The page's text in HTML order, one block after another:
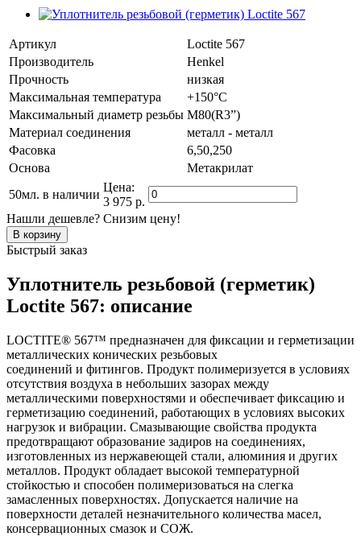
Артикул
Loctite 567
Производитель
Henkel
Прочность
низкая
Максимальная температура
+150°C
Максимальный диаметр резьбы M80(R3”)
Материал соединения
металл - металл
Фасовка
6,50,250
Основа
Метакрилат
50мл. в наличии
Цена:
3 975 р.
Нашли дешевле? Снизим цену!
Быстрый заказ
Уплотнитель резьбовой (герметик)
Loctite 567: описание
LOCTITE® 567™ предназначен для фиксации и герметизации
металлических конических резьбовых
соединений и фитингов. Продукт полимеризуется в условиях
отсутствия воздуха в небольших зазорах между
металлическими поверхностями и обеспечивает фиксацию и
герметизацию соединений, работающих в условиях высоких
нагрузок и вибрации. Смазывающие свойства продукта
предотвращают образование задиров на соединениях,
изготовленных из нержавеющей стали, алюминия и других
металлов. Продукт обладает высокой температурной
стойкостью и способен полимеризоваться на слегка
замасленных поверхностях. Допускается наличие на
поверхности деталей незначительного количества масел,
консервационных смазок и СОЖ.